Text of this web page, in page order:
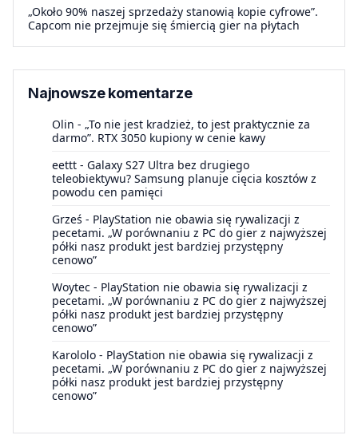
„Około 90% naszej sprzedaży stanowią kopie cyfrowe”.
Capcom nie przejmuje się śmiercią gier na płytach
Najnowsze komentarze
Olin - „To nie jest kradzież, to jest praktycznie za
darmo”. RTX 3050 kupiony w cenie kawy
eettt - Galaxy S27 Ultra bez drugiego
teleobiektywu? Samsung planuje cięcia kosztów z
powodu cen pamięci
Grześ - PlayStation nie obawia się rywalizacji z
pecetami. „W porównaniu z PC do gier z najwyższej
półki nasz produkt jest bardziej przystępny
cenowo”
Woytec - PlayStation nie obawia się rywalizacji z
pecetami. „W porównaniu z PC do gier z najwyższej
półki nasz produkt jest bardziej przystępny
cenowo”
Karololo - PlayStation nie obawia się rywalizacji z
pecetami. „W porównaniu z PC do gier z najwyższej
półki nasz produkt jest bardziej przystępny
cenowo”